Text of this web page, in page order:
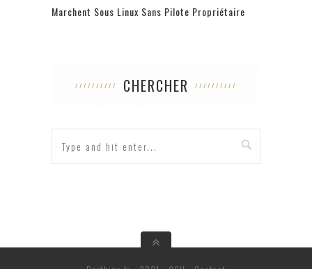
Marchent Sous Linux Sans Pilote Propriétaire
CHERCHER